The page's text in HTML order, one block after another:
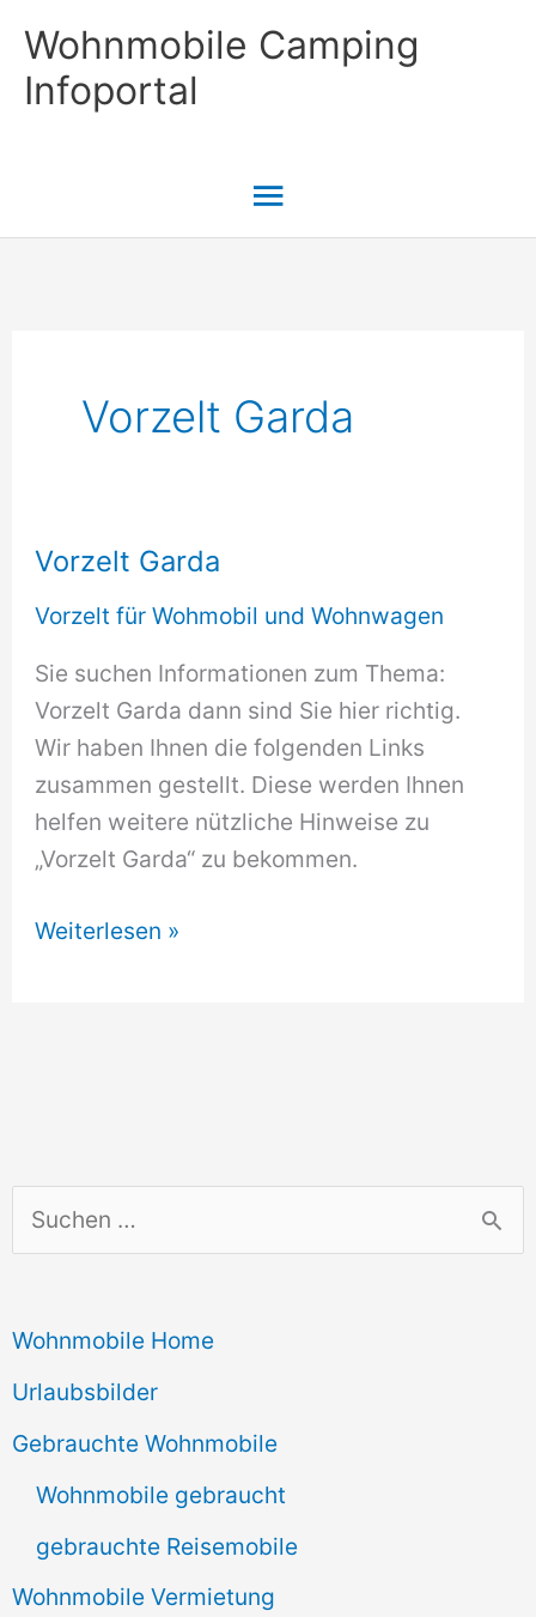
Inhalt
springen
Wohnmobile Camping
Infoportal
Hauptmenü
u
h
e
n
Wohnmobile Home
Urlaubsbilder
Gebrauchte Wohnmobile
Wohnmobile gebraucht
gebrauchte Reisemobile
Wohnmobile Vermietung
Vorzelt Garda
Vorzelt Garda
Vorzelt für Wohmobil und Wohnwagen
Sie suchen Informationen zum Thema:
Vorzelt Garda dann sind Sie hier richtig.
Wir haben Ihnen die folgenden Links
zusammen gestellt. Diese werden Ihnen
helfen weitere nützliche Hinweise zu
„Vorzelt Garda“ zu bekommen.
Vorzelt
Weiterlesen »